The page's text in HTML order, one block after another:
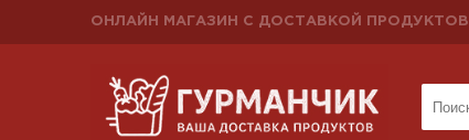
ОНЛАЙН МАГАЗИН С ДОСТАВКОЙ ПРОДУКТОВ